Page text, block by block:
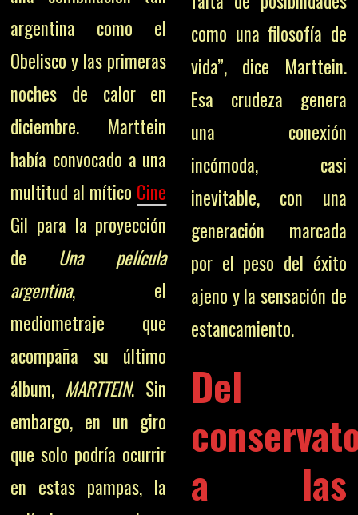
argentina como el
Obelisco y las primeras
noches de calor en
diciembre. Marttein
había convocado a una
multitud al mítico Cine
Gil para la proyección
de Una película
argentina, el
mediometraje que
acompaña su último
álbum, MARTTEIN. Sin
embargo, en un giro
que solo podría ocurrir
en estas pampas, la
como una filosofía de
vida”, dice Marttein.
Esa crudeza genera
una conexión
incómoda, casi
inevitable, con una
generación marcada
por el peso del éxito
ajeno y la sensación de
estancamiento.
Del
a las